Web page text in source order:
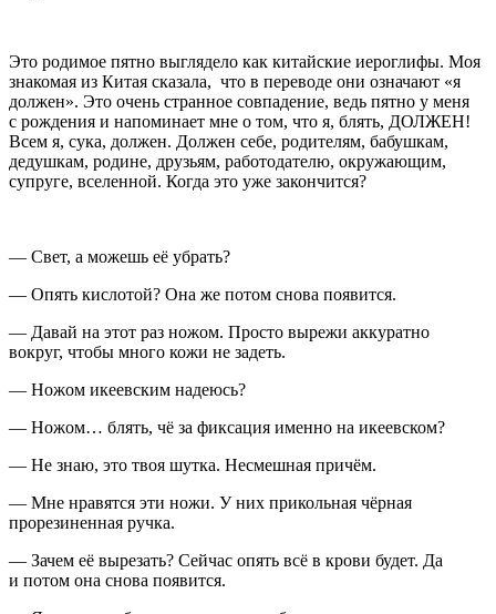
Это родимое пятно выглядело как китайские иероглифы. Моя
знакомая из Китая сказала, что в переводе они означают «я
должен». Это очень странное совпадение, ведь пятно у меня
с рождения и напоминает мне о том, что я, блять, ДОЛЖЕН!
Всем я, сука, должен. Должен себе, родителям, бабушкам,
дедушкам, родине, друзьям, работодателю, окружающим,
супруге, вселенной. Когда это уже закончится?
— Свет, а можешь её убрать?
— Опять кислотой? Она же потом снова появится.
— Давай на этот раз ножом. Просто вырежи аккуратно
вокруг, чтобы много кожи не задеть.
— Ножом икеевским надеюсь?
— Ножом… блять, чё за фиксация именно на икеевском?
— Не знаю, это твоя шутка. Несмешная причём.
— Мне нравятся эти ножи. У них прикольная чёрная
прорезиненная ручка.
— Зачем её вырезать? Сейчас опять всё в крови будет. Да
и потом она снова появится.